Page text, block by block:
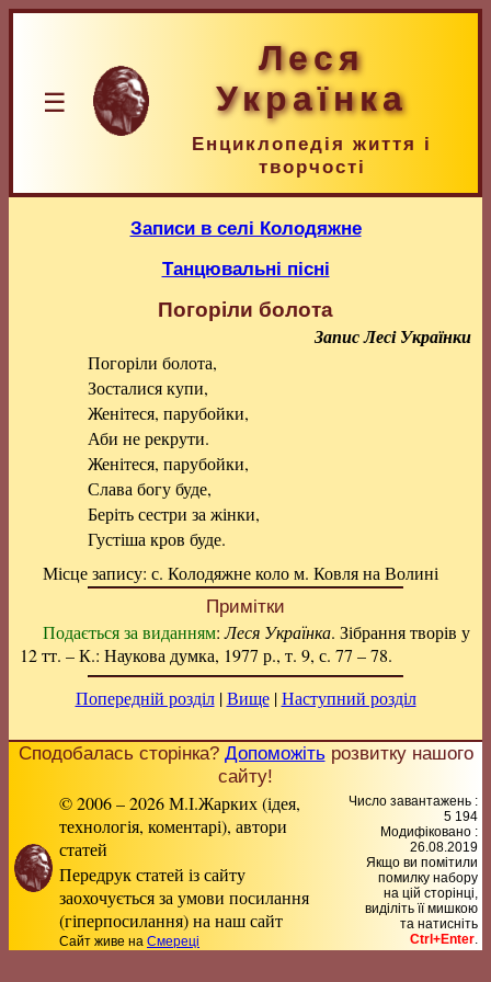
☰
Леся
Українка
Енциклопедія життя і
творчості
Записи в селі Колодяжне
Танцювальні пісні
Погоріли болота
Запис Лесі Українки
Погоріли болота,
Зосталися купи,
Женітеся, парубойки,
Аби не рекрути.
Женітеся, парубойки,
Слава богу буде,
Беріть сестри за жінки,
Густіша кров буде.
Місце запису: с. Колодяжне коло м. Ковля на Волині
Примітки
Подається за виданням:Леся Українка. Зібрання творів у
12 тт. – К.: Наукова думка, 1977 р., т. 9, с. 77 – 78.
Попередній розділ|Вище|Наступний розділ
Сподобалась сторінка? Допоможітьрозвитку нашого
сайту!
© 2006 – 2026 М.І.Жарких (ідея,
технологія, коментарі), автори
статей
Передрук статей із сайту
заохочується за умови посилання
(гіперпосилання) на наш сайт
Сайт живе на Смереці
Число завантажень :
5 194
Модифіковано :
26.08.2019
Якщо ви помітили
помилку набору
на цiй сторiнцi,
видiлiть її мишкою
та натисніть
Ctrl+Enter.